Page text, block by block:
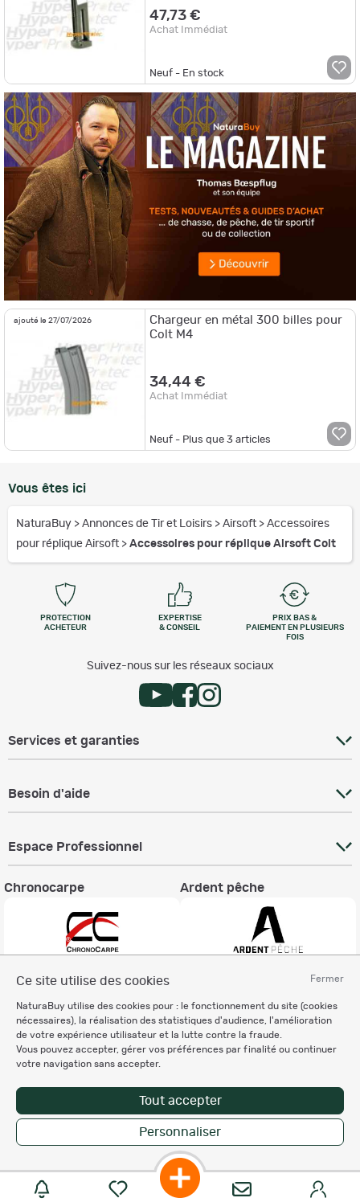
Fermer
Ce site utilise des cookies
NaturaBuy utilise des cookies pour : le fonctionnement du site (cookies
nécessaires), la réalisation des statistiques d'audience, l'amélioration
de votre expérience utilisateur et la lutte contre la fraude.
Vous pouvez accepter, gérer vos préférences par finalité ou continuer
votre navigation sans accepter.
Tout accepter
Personnaliser
47,73 €
Achat Immédiat
Neuf - En stock
ajouté le 27/07/2026
Chargeur en métal 300 billes pour
Colt M4
34,44 €
Achat Immédiat
Neuf - Plus que3 articles
Enregistrer la recherche
Vous êtes ici
NaturaBuy > Annonces de Tir et Loisirs > Airsoft > Accessoires
pour réplique Airsoft > Accessoires pour réplique Airsoft Colt
PROTECTION
ACHETEUR
EXPERTISE
& CONSEIL
PRIX BAS &
PAIEMENT EN PLUSIEURS
FOIS
Suivez-nous sur les réseaux sociaux
Services et garanties
Besoin d'aide
Espace Professionnel
Chronocarpe Ardent pêche
Charte éthique
Mentions légales
Règlement & Conditions d'utilisation
Politique de protection
des données personnelles
Personnalisation des cookies
Copyright © 2007-2026 NaturaBuy. Tous droits réservés. N°CNIL: 1239459.
Les marques commerciales mentionnées appartiennent à leurs propriétaires
respectifs in 0.098 s
Suggestions de recherche
Site NaturaBuy classique